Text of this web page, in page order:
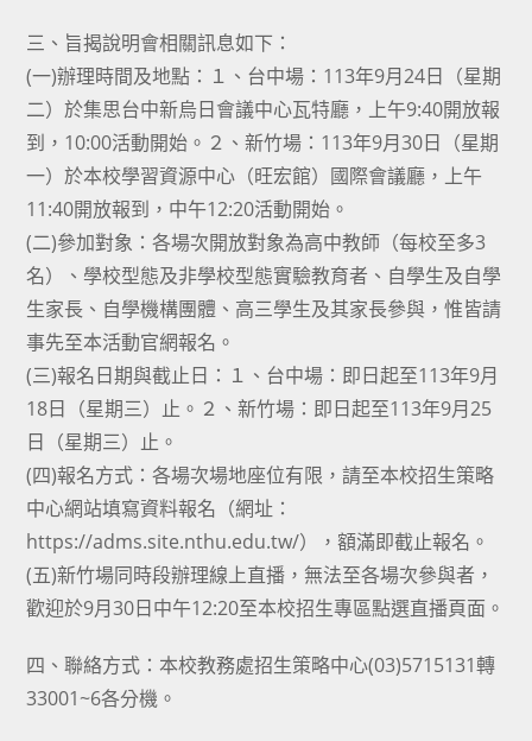
三、旨揭說明會相關訊息如下：
(一)辦理時間及地點：１、台中場：113年9月24日（星期
二）於集思台中新烏日會議中心瓦特廳，上午9:40開放報
到，10:00活動開始。２、新竹場：113年9月30日（星期
一）於本校學習資源中心（旺宏館）國際會議廳，上午
11:40開放報到，中午12:20活動開始。
(二)參加對象：各場次開放對象為高中教師（每校至多3
名）、學校型態及非學校型態實驗教育者、自學生及自學
生家長、自學機構團體、高三學生及其家長參與，惟皆請
事先至本活動官網報名。
(三)報名日期與截止日：１、台中場：即日起至113年9月
18日（星期三）止。２、新竹場：即日起至113年9月25
日（星期三）止。
(四)報名方式：各場次場地座位有限，請至本校招生策略
中心網站填寫資料報名（網址：
https://adms.site.nthu.edu.tw/），額滿即截止報名。
(五)新竹場同時段辦理線上直播，無法至各場次參與者，
歡迎於9月30日中午12:20至本校招生專區點選直播頁面。
四、聯絡方式：本校教務處招生策略中心(03)5715131轉
33001~6各分機。